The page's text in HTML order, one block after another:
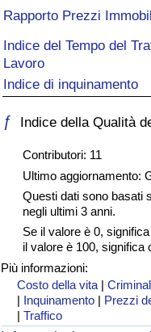
Rapporto Prezzi
Indice del Tempo del
Lavoro
Indice di inquinamento
ƒ Indice della Qualità
Contributori: 11
Ultimo aggiornamento:
Questi dati sono basati
negli ultimi 3 anni.
Se il valore è 0,
il valore è 100, significa
Più informazioni:
Costo della vita |
| Inquinamento | Prezzi
|Traffico
Indice dell’Assistenza
Indice dell’Assistenza
Indice dell’Assistenza
Inquinamento
Indice
Indice di inquinamento
Indice